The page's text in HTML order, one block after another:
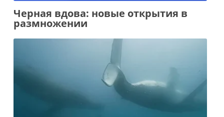
Черная вдова: новые открытия в
размножении